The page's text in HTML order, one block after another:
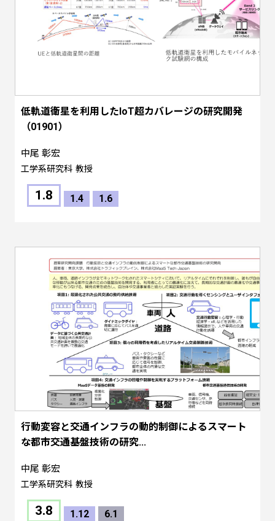
低軌道衛星を利用したIoT超カバレージの研究開発
（01901）
中尾 彰宏
工学系研究科 教授
1.8 1.4 1.6
行動変容と交通インフラの動的制御によるスマート
な都市交通基盤技術の研究...
中尾 彰宏
工学系研究科 教授
3.8 1.12 6.1